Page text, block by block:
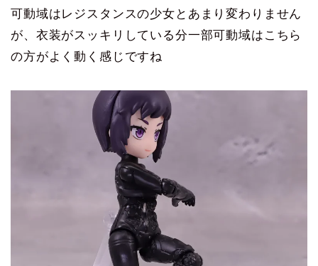
可動域はレジスタンスの少女とあまり変わりません
が、衣装がスッキリしている分一部可動域はこちら
の方がよく動く感じですね